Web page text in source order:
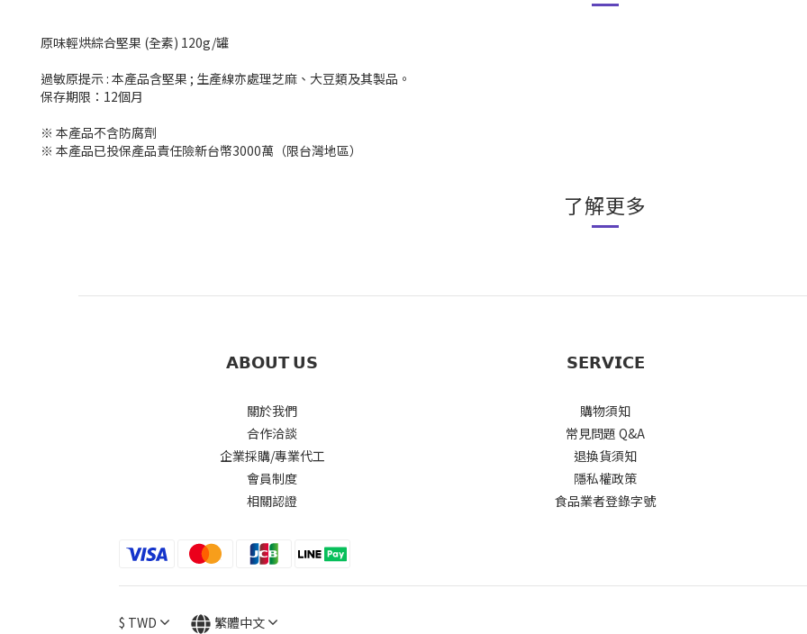
原味輕烘綜合堅果 (全素) 120g/罐
過敏原提示 : 本產品含堅果 ; 生產線亦處理芝麻、大豆類及其製品。
保存期限：12個月
※ 本產品不含防腐劑
※ 本產品已投保產品責任險新台幣3000萬（限台灣地區）
了解更多
𝗔𝗕𝗢𝗨𝗧 𝗨𝗦
關於我們
合作洽談
企業採購/專業代工
會員制度
相關認證
𝗦𝗘𝗥𝗩𝗜𝗖𝗘
購物須知
常見問題 Q&A
退換貨須知
隱私權政策
食品業者登錄字號
$ TWD 繁體中文